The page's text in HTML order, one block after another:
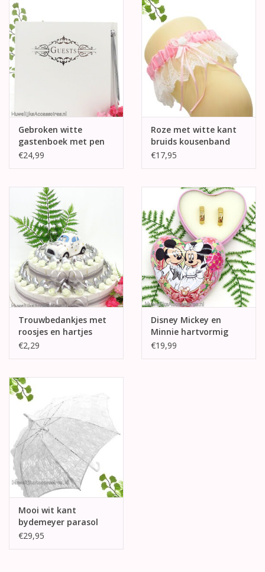
Gebroken witte
gastenboek met pen
€24,99
Roze met witte kant
bruids kousenband
€17,95
Trouwbedankjes met
roosjes en hartjes
€2,29
Disney Mickey en
Minnie hartvormig
ringdoosje
€19,99
Mooi wit kant
bydemeyer parasol
€29,95